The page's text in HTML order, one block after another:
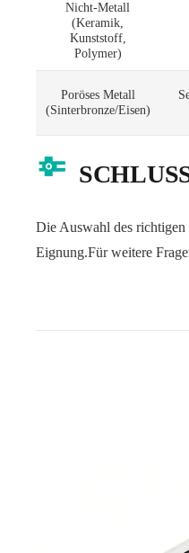
Nicht-Metall
(Keramik,
Kunststoff,
Polymer)
Poröses Metall
(Sinterbronze/Eisen)
Die Auswahl des
Eignung.Für weitere